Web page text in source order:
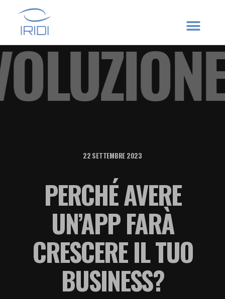
22 SETTEMBRE 2023
PERCHÉ AVERE
UN’APP FARÀ
CRESCERE IL TUO
BUSINESS?